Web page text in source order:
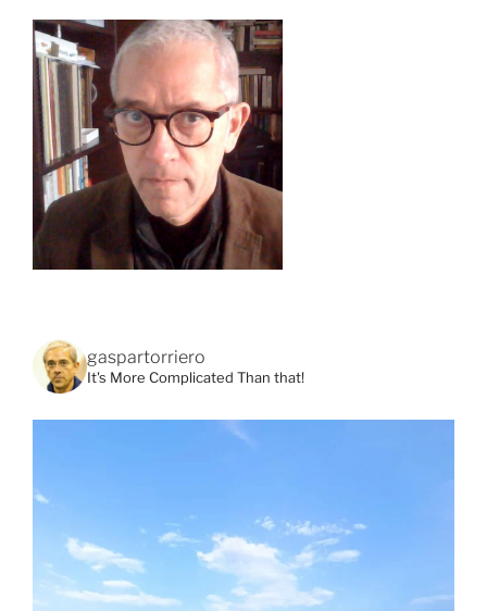
gaspartorriero
It's More Complicated Than that!